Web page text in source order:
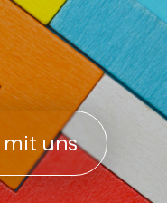
mit uns